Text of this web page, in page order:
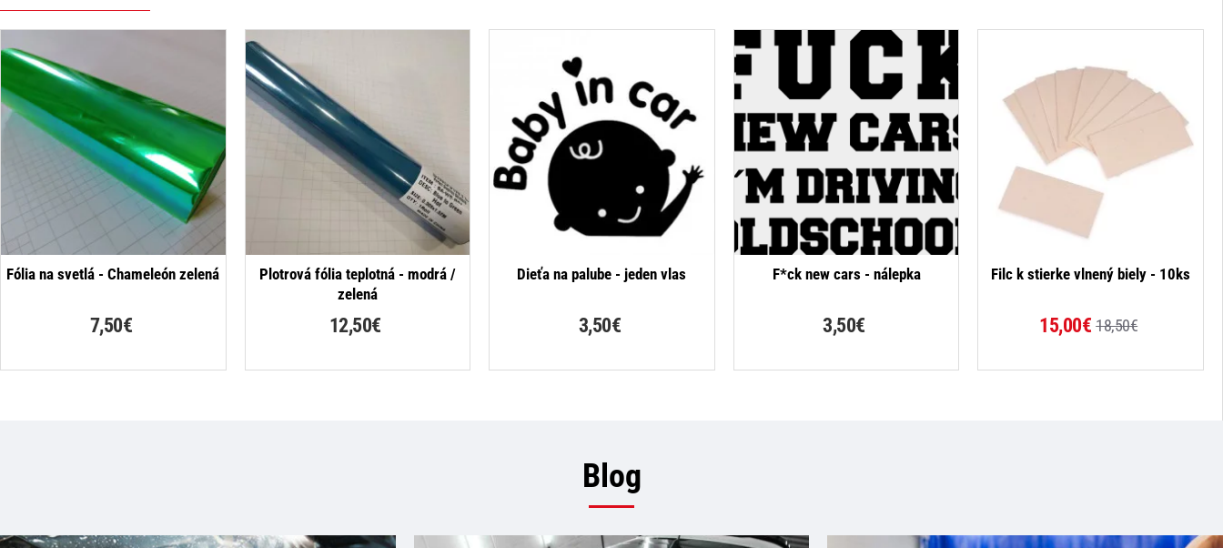
NOVINKA
Fólia na svetlá - Chameleón zelená
7,50€
Plotrová fólia teplotná - modrá /
zelená
12,50€
Dieťa na palube - jeden vlas
3,50€
F*ck new cars - nálepka
3,50€
-19%
Filc k stierke vlnený biely - 10ks
15,00€ 18,50€
Blog